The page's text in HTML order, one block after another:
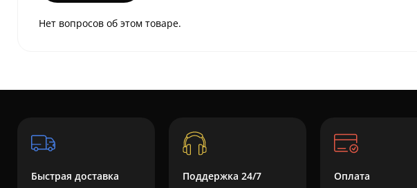
Нет вопросов об этом товаре.
Быстрая доставка Поддержка 24/7 Оплата